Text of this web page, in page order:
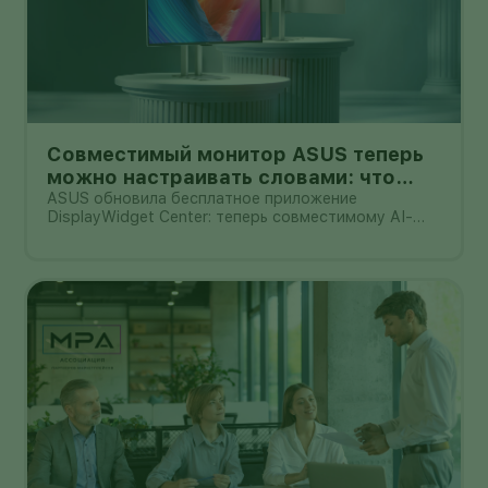
Совместимый монитор ASUS теперь
можно настраивать словами: что
умеет DisplayWidget Center
ASUS обновила бесплатное приложение
DisplayWidget Center: теперь совместимому AI-
применить профиль сразу к нескольким дисплеям